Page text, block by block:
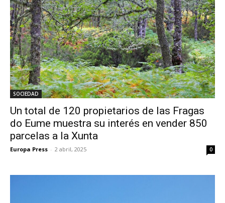
SOCIEDAD
Un total de 120 propietarios de las Fragas
do Eume muestra su interés en vender 850
parcelas a la Xunta
Europa Press - 2 abril, 2025 0